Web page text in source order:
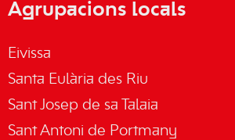
Agrupacions locals
Eivissa
Santa Eulària des Riu
Sant Josep de sa Talaia
Sant Antoni de Portmany